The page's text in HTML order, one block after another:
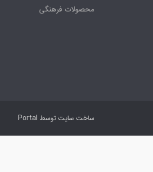
محصولات فرهنگی
ساخت سایت توسط Portal